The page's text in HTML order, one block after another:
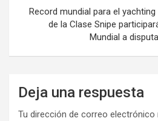
Record mundial para el
de la Clase Snipe
Mundial a
Deja una respuesta
Tu dirección de correo electrónico